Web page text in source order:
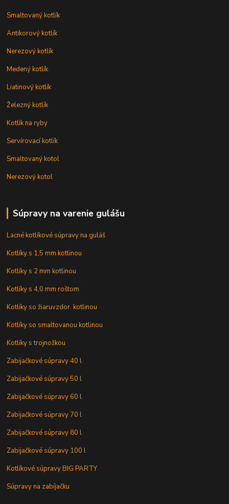
Smaltovaný kotlík
Antikorový kotlík
Nerezový kotlík
Medený kotlík
Liatinový kotlík
Železný kotlík
Kotlík na ryby
Servírovací kotlík
Smaltovaný kotol
Nerezový kotol
Súpravy na varenie gulášu
Lacné kotlíkové súpravy na guláš
Kotlíky s 1,5 mm kotlinou
Kotlíky s 2 mm kotlinou
Kotlíky s 4,0 mm roštom
Kotlíky so žiaruvzdor. kotlinou
Kotlíky so smaltovanou kotlinou
Kotlíky s trojnožkou
Zabijačkové súpravy 40 l
Zabijačkové súpravy 50 l
Zabijačkové súpravy 60 l
Zabijačkové súpravy 70 l
Zabijačkové súpravy 80 l
Zabijačkové súpravy 100 l
Kotlíkové súpravy BIG PARTY
Súpravy na zabíjačku